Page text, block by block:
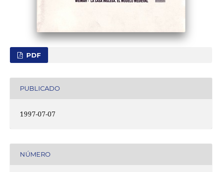
PDF
PUBLICADO
1997-07-07
NÚMERO